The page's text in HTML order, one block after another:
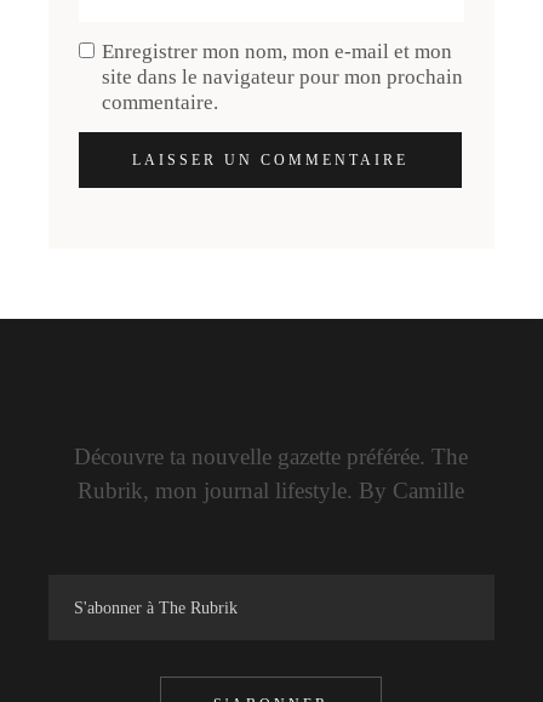
Enregistrer mon nom, mon e-mail et mon
site dans le navigateur pour mon prochain
commentaire.
LAISSER UN COMMENTAIRE
Découvre ta nouvelle gazette préférée. The
Rubrik, mon journal lifestyle. By Camille